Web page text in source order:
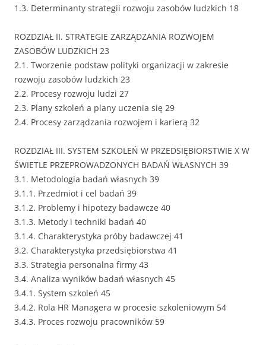
1.3. Determinanty strategii rozwoju zasobów ludzkich 18
ROZDZIAŁ II. STRATEGIE ZARZĄDZANIA ROZWOJEM
ZASOBÓW LUDZKICH 23
2.1. Tworzenie podstaw polityki organizacji w zakresie
rozwoju zasobów ludzkich 23
2.2. Procesy rozwoju ludzi 27
2.3. Plany szkoleń a plany uczenia się 29
2.4. Procesy zarządzania rozwojem i karierą 32
ROZDZIAŁ III. SYSTEM SZKOLEŃ W PRZEDSIĘBIORSTWIE X W
ŚWIETLE PRZEPROWADZONYCH BADAŃ WŁASNYCH 39
3.1. Metodologia badań własnych 39
3.1.1. Przedmiot i cel badań 39
3.1.2. Problemy i hipotezy badawcze 40
3.1.3. Metody i techniki badań 40
3.1.4. Charakterystyka próby badawczej 41
3.2. Charakterystyka przedsiębiorstwa 41
3.3. Strategia personalna firmy 43
3.4. Analiza wyników badań własnych 45
3.4.1. System szkoleń 45
3.4.2. Rola HR Managera w procesie szkoleniowym 54
3.4.3. Proces rozwoju pracowników 59